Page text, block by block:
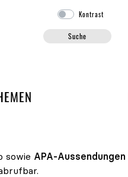
Kontrast
Suche
DER UNIKO
sowie APA-Aussendungen